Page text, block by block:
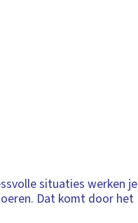
situaties werken je
Dat komt door het